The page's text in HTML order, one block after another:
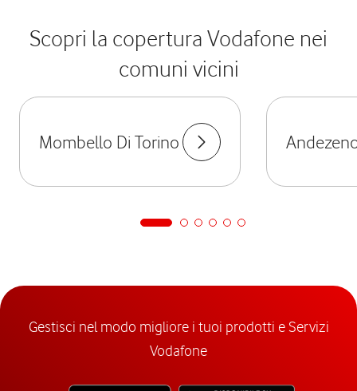
Scopri la copertura Vodafone nei
comuni vicini
Mombello Di Torino
Gestisci nel modo migliore i tuoi prodotti e Servizi
Vodafone